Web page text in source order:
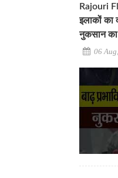
Rajouri
इलाकों का
नुकसान का
06